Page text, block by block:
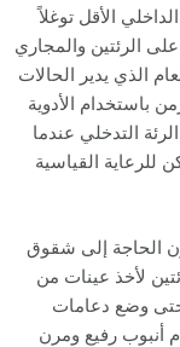
الأقل توغلاً
الرئتين والمجاري
الذي يدير الحالات
باستخدام الأدوية
التدخلي عندما
للرعاية القياسية
الحاجة إلى شقوق
لأخذ عينات من
حتى وضع دعامات
أنبوب رفيع ومرن